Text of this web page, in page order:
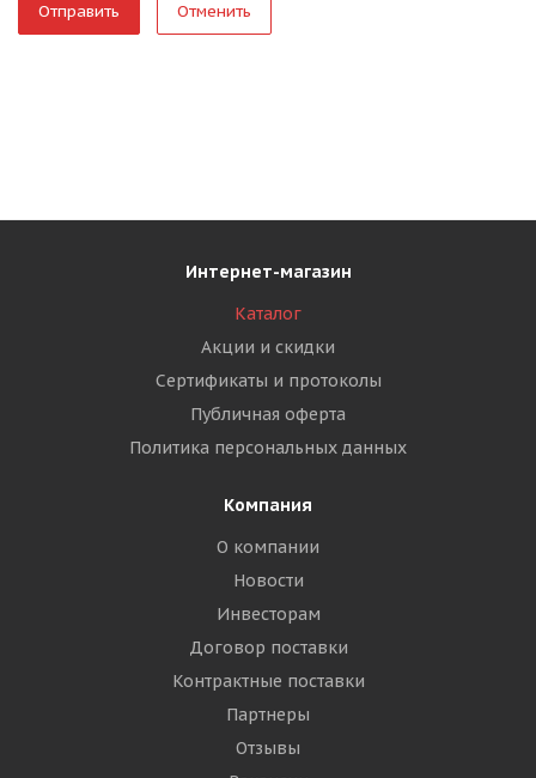
Отменить
Интернет-магазин
Каталог
Акции и скидки
Сертификаты и протоколы
Публичная оферта
Политика персональных данных
Компания
О компании
Новости
Инвесторам
Договор поставки
Контрактные поставки
Партнеры
Отзывы